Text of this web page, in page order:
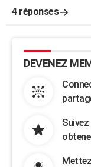
4 réponses
DEVENEZ